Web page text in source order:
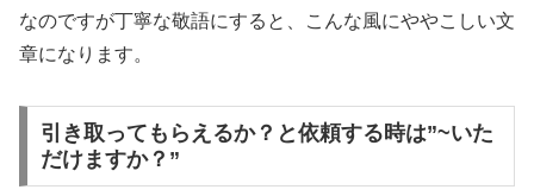
なのですが丁寧な敬語にすると、こんな風にややこしい文
章になります。
引き取ってもらえるか？と依頼する時は”~いた
だけますか？”